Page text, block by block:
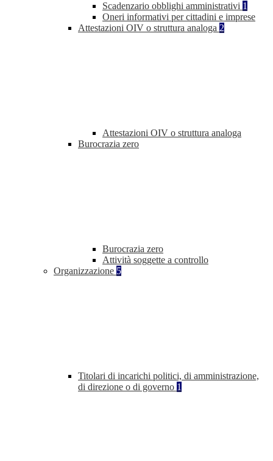
Scadenzario obblighi amministrativi 1
Oneri informativi per cittadini e imprese
Attestazioni OIV o struttura analoga 2
Attestazioni OIV o struttura analoga
Burocrazia zero
Burocrazia zero
Attività soggette a controllo
Organizzazione 5
Titolari di incarichi politici, di amministrazione,
di direzione o di governo 1